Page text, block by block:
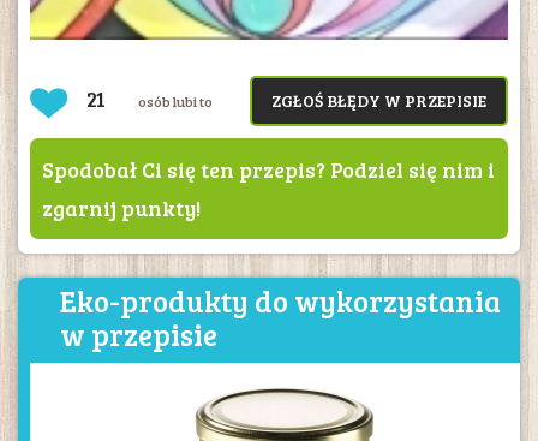
21 osób lubi to ZGŁOŚ BŁĘDY W PRZEPISIE
Spodobał Ci się ten przepis? Podziel się nim i
zgarnij punkty!
Eko-produkty do wykorzystania
w przepisie